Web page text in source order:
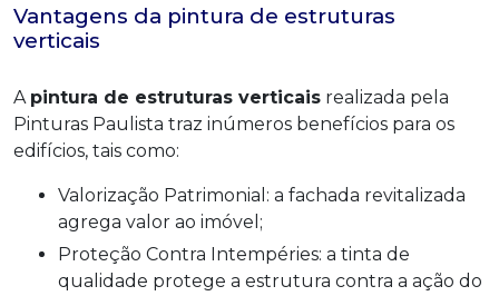
Vantagens da pintura de estruturas
verticais
A pintura de estruturas verticais realizada pela
Pinturas Paulista traz inúmeros benefícios para os
edifícios, tais como:
Valorização Patrimonial: a fachada revitalizada
agrega valor ao imóvel;
Proteção Contra Intempéries: a tinta de
qualidade protege a estrutura contra a ação do